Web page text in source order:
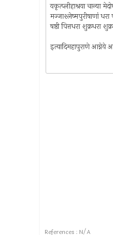
यकृत्प्लीहाश्रया चान्या
मज्जाश्लेष्मपुरीषाणां
षष्ठी पित्तधरा शुक्रधरा
इत्यादिमहापुराणे आग्नेये
References : N/A